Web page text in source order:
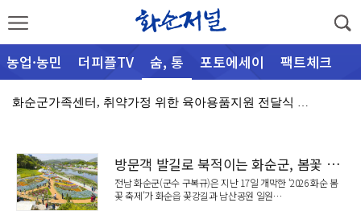
농업·농민 더피플TV 숨, 통 포토에세이 팩트체크
화순군가족센터, 취약가정 위한 육아용품지원 전달식 개최…
능주면 주민자치센터, 폭염 속 오일장 ‘시원한 생수 나…
(사)아트포, 전남 청소년 음악축제 ‘2026 Artf…
방문객 발길로 북적이는 화순군, 봄꽃 축제 활기 가득
전남 화순군(군수 구복규)은 지난 17일 개막한 ‘2026 화순 봄
꽃 축제’가 화순읍 꽃강길과 남산공원 일원…